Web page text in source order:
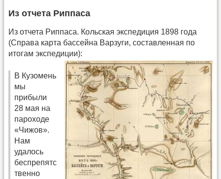
Из отчета Риппаса
Из отчета Риппаса. Кольская экспедиция 1898 года
(Справа карта бассейна Варзуги, составленная по
итогам экспедиции):
В Кузомень
мы
прибыли
28 мая на
пароходе
«Чижов».
Нам
удалось
беспрепятс
твенно